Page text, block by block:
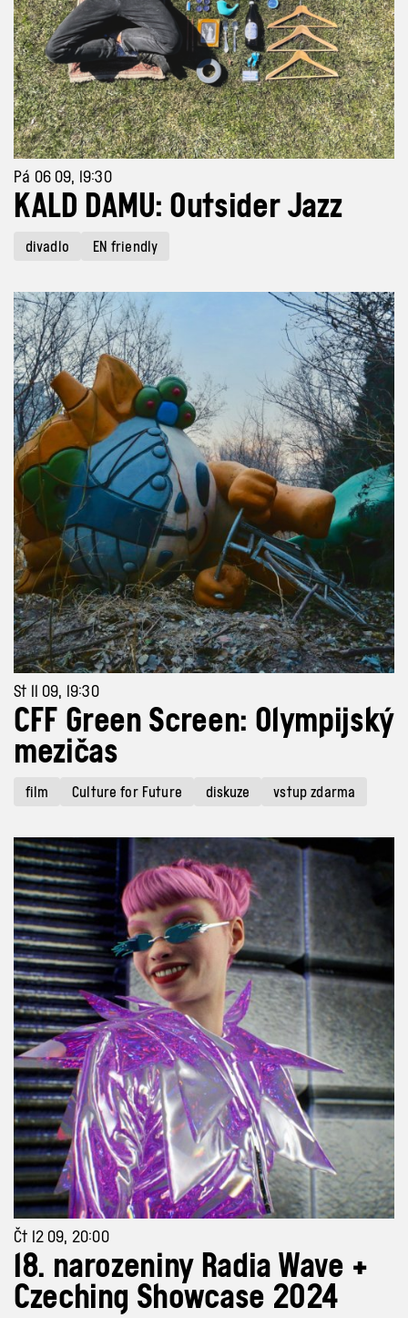
Pá 06 09, 19:30
KALD DAMU: Outsider Jazz
divadlo EN friendly
St 11 09, 19:30
CFF Green Screen: Olympijský
mezičas
film Culture for Future diskuze vstup zdarma
Čt 12 09, 20:00
18. narozeniny Radia Wave +
Czeching Showcase 2024